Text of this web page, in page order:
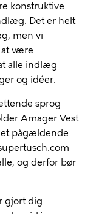
konstruktive
Det er helt
men vi
være
alle indlæg
og idéer.
sprog
Amager Vest
pågældende
og derfor bør
gjort dig